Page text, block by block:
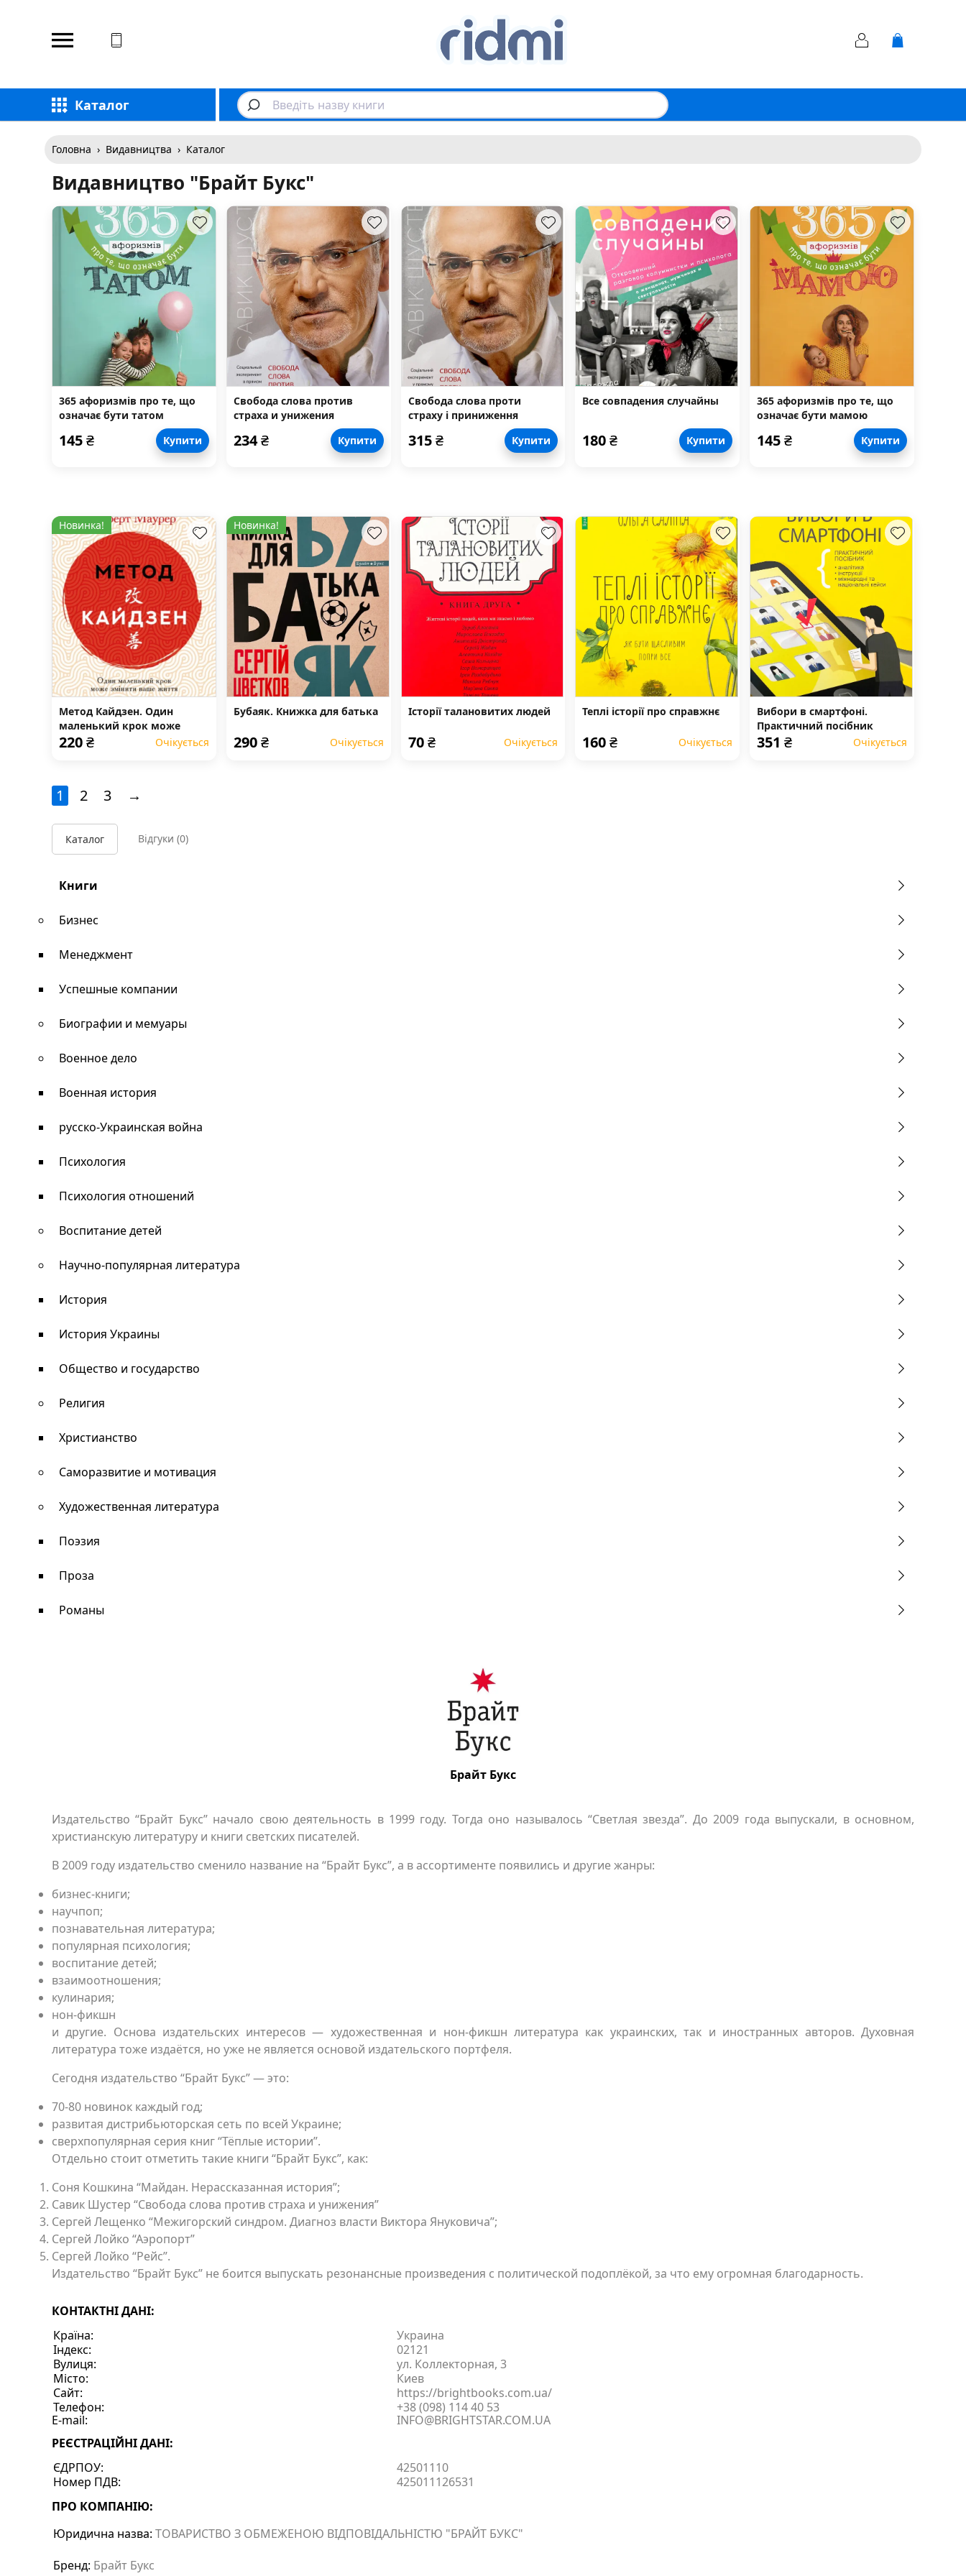
Каталог
Головна › Видавництва › Каталог
Видавництво "Брайт Букс"
365 афоризмів про те, що
означає бути татом
145₴ Купити
Свобода слова против
страха и унижения
234₴ Купити
Свобода слова проти
страху і приниження
315₴ Купити
Все совпадения случайны
180₴ Купити
365 афоризмів про те, що
означає бути мамою
145₴ Купити
Новинка!
Метод Кайдзен. Один
маленький крок може
змінити ваше життя
220₴ Очікується
Новинка!
Бубаяк. Книжка для батька
290₴ Очікується
Історії талановитих людей
70₴ Очікується
Теплі історії про справжнє
160₴ Очікується
Вибори в смартфоні.
Практичний посібник
351₴ Очікується
1 2 3 →
Каталог Відгуки (0)
Книги
Бизнес
Менеджмент
Успешные компании
Биографии и мемуары
Военное дело
Военная история
русско-Украинская война
Психология
Психология отношений
Воспитание детей
Научно-популярная литература
История
История Украины
Общество и государство
Религия
Христианство
Саморазвитие и мотивация
Художественная литература
Поэзия
Проза
Романы
Брайт Букс
Издательство “Брайт Букс” начало свою деятельность в 1999 году. Тогда оно называлось “Светлая звезда”. До 2009 года выпускали, в основном,
христианскую литературу и книги светских писателей.
В 2009 году издательство сменило название на “Брайт Букс”, а в ассортименте появились и другие жанры:
бизнес-книги;
научпоп;
познавательная литература;
популярная психология;
воспитание детей;
взаимоотношения;
кулинария;
нон-фикшн
и другие. Основа издательских интересов — художественная и нон-фикшн литература как украинских, так и иностранных авторов. Духовная
литература тоже издаётся, но уже не является основой издательского портфеля.
Сегодня издательство “Брайт Букс” — это:
70-80 новинок каждый год;
развитая дистрибьюторская сеть по всей Украине;
сверхпопулярная серия книг “Тёплые истории”.
Отдельно стоит отметить такие книги “Брайт Букс”, как:
Соня Кошкина “Майдан. Нерассказанная история”;
Савик Шустер “Свобода слова против страха и унижения”
Сергей Лещенко “Межигорский синдром. Диагноз власти Виктора Януковича”;
Сергей Лойко “Аэропорт”
Сергей Лойко “Рейс”.
Издательство “Брайт Букс” не боится выпускать резонансные произведения с политической подоплёкой, за что ему огромная благодарность.
КОНТАКТНІ ДАНІ:
Країна:
Украина
Індекс:
02121
Вулиця:
ул. Коллекторная, 3
Місто:
Киев
Сайт:
https://brightbooks.com.ua/
Телефон:
+38 (098) 114 40 53
E-mail:
INFO@BRIGHTSTAR.COM.UA
РЕЄСТРАЦІЙНІ ДАНІ:
ЄДРПОУ:
42501110
Номер ПДВ:
425011126531
ПРО КОМПАНІЮ:
Юридична назва: ТОВАРИСТВО З ОБМЕЖЕНОЮ ВІДПОВІДАЛЬНІСТЮ "БРАЙТ БУКС"
Бренд: Брайт Букс